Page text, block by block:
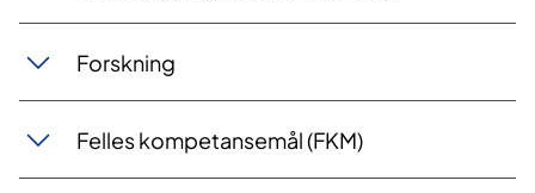
Forskning
Felles kompetansemål (FKM)